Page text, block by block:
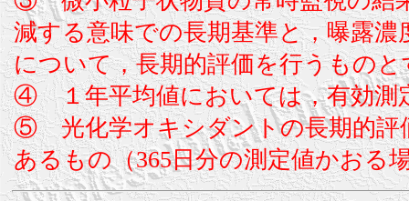
減する意味での長期基準と，曝露
について，長期的評価を行うものと
④ １年平均値においては，有効測
⑤ 光化学オキシダントの長期的評
あるもの（365日分の測定値かおる